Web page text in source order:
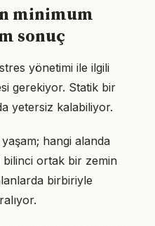
minimum
sonuç
yönetimi ile ilgili
gerekiyor. Statik bir
yetersiz kalabiliyor.
hangi alanda
ortak bir zemin
birbiriyle